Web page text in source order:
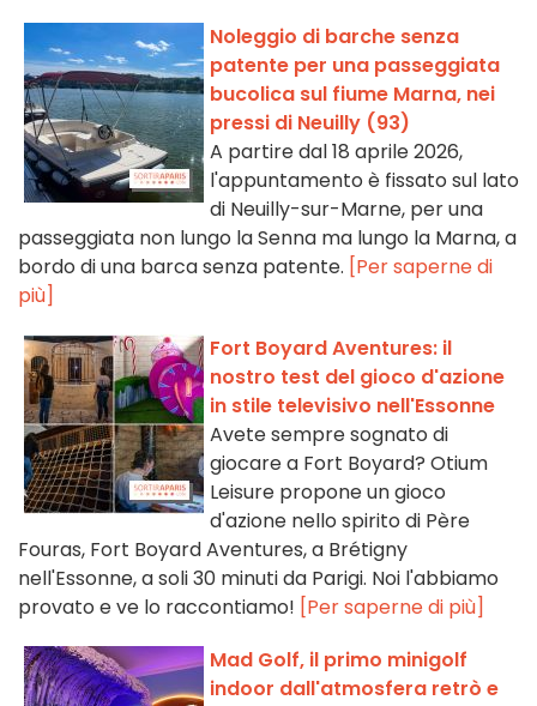
Noleggio di barche senza
patente per una passeggiata
bucolica sul fiume Marna, nei
pressi di Neuilly (93)
A partire dal 18 aprile 2026,
l'appuntamento è fissato sul lato
di Neuilly-sur-Marne, per una
passeggiata non lungo la Senna ma lungo la Marna, a
bordo di una barca senza patente. [Per saperne di
più]
Fort Boyard Aventures: il
nostro test del gioco d'azione
in stile televisivo nell'Essonne
Avete sempre sognato di
giocare a Fort Boyard? Otium
Leisure propone un gioco
d'azione nello spirito di Père
Fouras, Fort Boyard Aventures, a Brétigny
nell'Essonne, a soli 30 minuti da Parigi. Noi l'abbiamo
provato e ve lo raccontiamo! [Per saperne di più]
Mad Golf, il primo minigolf
indoor dall'atmosfera retrò e